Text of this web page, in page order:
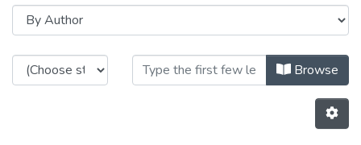
Browsing Universidad Grado/Browse